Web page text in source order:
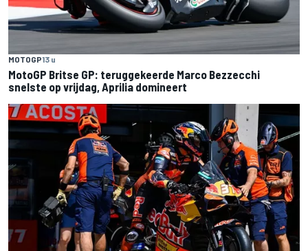
MOTOGP13 u
MotoGP Britse GP: teruggekeerde Marco Bezzecchi
snelste op vrijdag, Aprilia domineert